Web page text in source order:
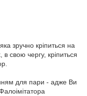
зручно кріпиться на
свою чергу, кріпиться
для пари - адже Ви